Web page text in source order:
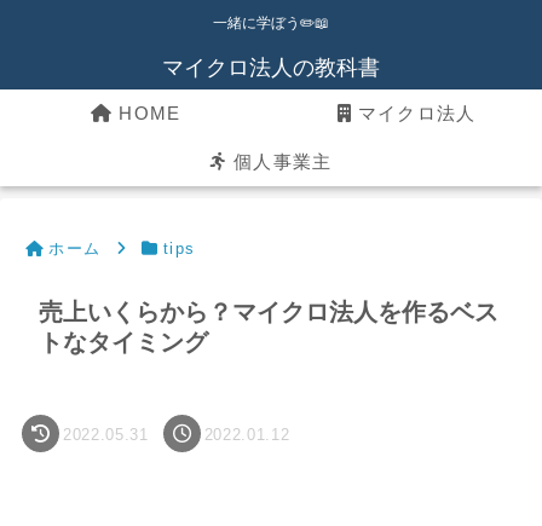
一緒に学ぼう✏️📖
マイクロ法人の教科書
HOME マイクロ法人
個人事業主
ホーム tips
売上いくらから？マイクロ法人を作るベス
トなタイミング
2022.05.31 2022.01.12